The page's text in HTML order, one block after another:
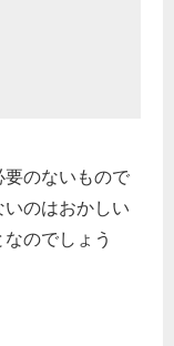
のないもので
いのはおかしい
のでしょう